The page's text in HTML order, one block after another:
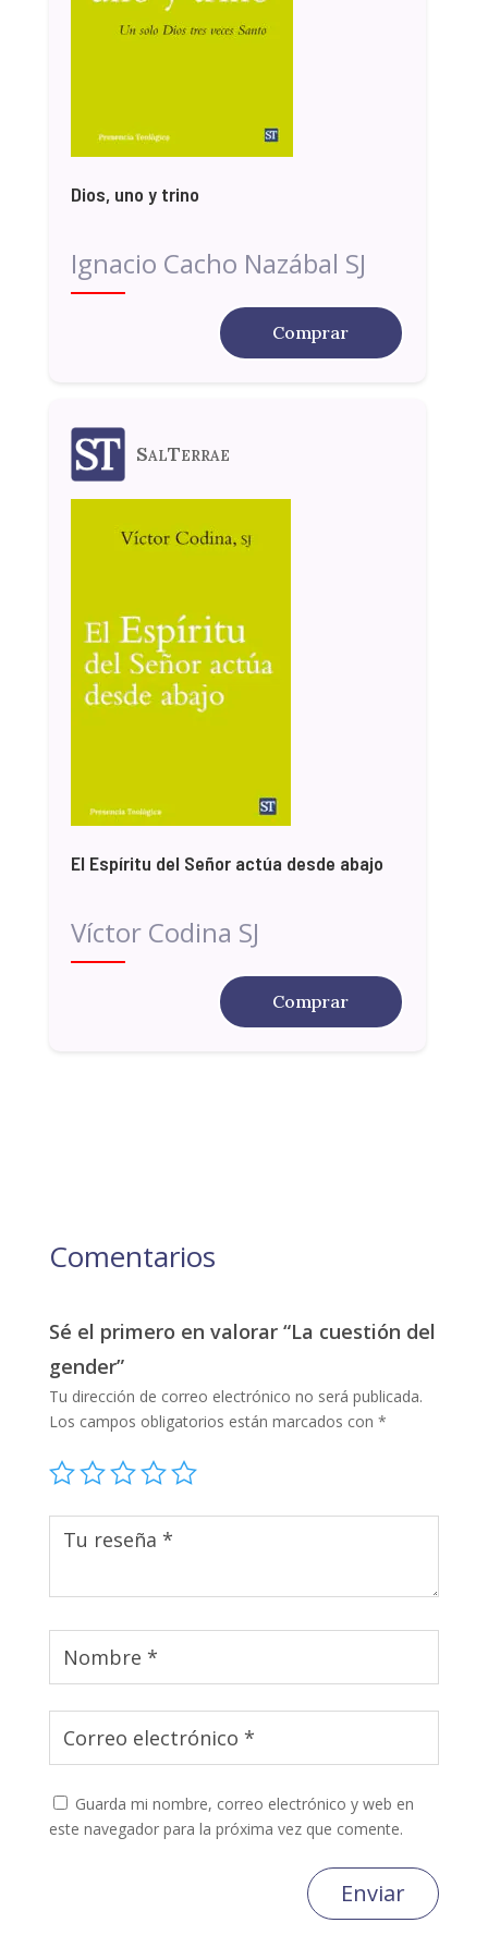
Dios, uno y trino
Ignacio Cacho Nazábal SJ
Comprar
SalTerrae
El Espíritu del Señor actúa desde abajo
Víctor Codina SJ
Comprar
Comentarios
Sé el primero en valorar “La cuestión del
gender”
Tu dirección de correo electrónico no será publicada.
Los campos obligatorios están marcados con *
Guarda mi nombre, correo electrónico y web en
este navegador para la próxima vez que comente.
Enviar